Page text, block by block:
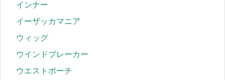
インナー
イーザッカマニア
ウィッグ
ウインドブレーカー
ウエストポーチ